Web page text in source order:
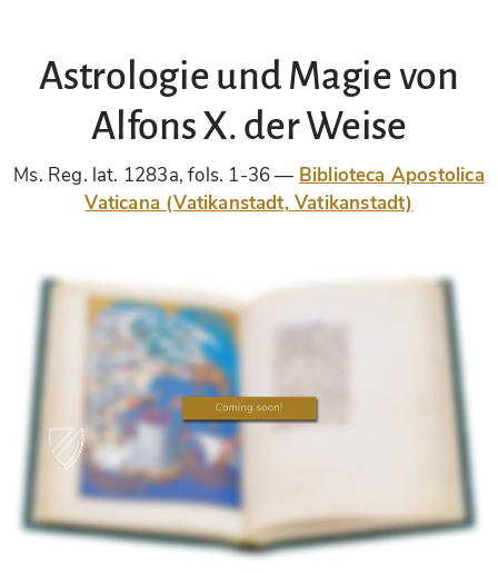
Astrologie und Magie von
Alfons X. der Weise
Ms. Reg. lat. 1283a, fols. 1-36
Biblioteca Apostolica
Vaticana (Vatikanstadt, Vatikanstadt)